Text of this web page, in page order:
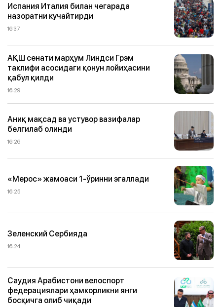
Испания Италия билан чегарада
назоратни кучайтирди
16:37
АҚШ сенати марҳум Линдси Грэм
таклифи асосидаги қонун лойиҳасини
қабул қилди
16:29
Аниқ мақсад ва устувор вазифалар
белгилаб олинди
16:26
«Мерос» жамоаси 1-ўринни эгаллади
16:25
Зеленский Сербияда
16:24
Саудия Арабистони велоспорт
федерациялари ҳамкорликни янги
босқичга олиб чиқади